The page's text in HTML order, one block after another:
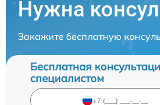
Нужна
Закажите бесплатную
Бесплатная
специалистом